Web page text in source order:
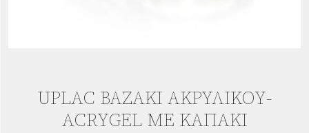
UPLAC ΒΑΖΆΚΙ ΑΚΡΥΛΙΚΟΎ-
ACRYGEL ΜΕ ΚΑΠΆΚΙ